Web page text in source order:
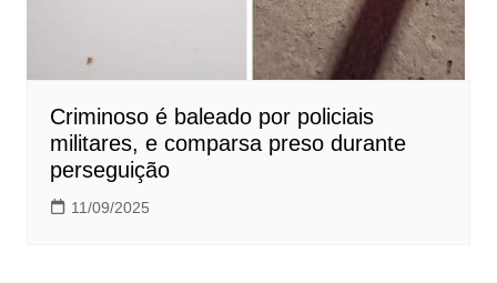
Criminoso é baleado por policiais
militares, e comparsa preso durante
perseguição
11/09/2025